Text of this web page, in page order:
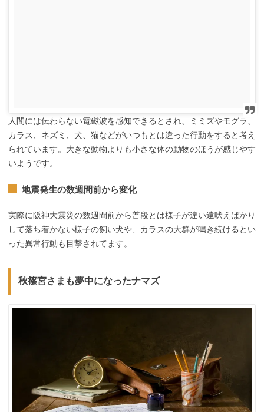
人間には伝わらない電磁波を感知できるとされ、ミミズやモグラ、
カラス、ネズミ、犬、猫などがいつもとは違った行動をすると考え
られています。大きな動物よりも小さな体の動物のほうが感じやす
いようです。
地震発生の数週間前から変化
実際に阪神大震災の数週間前から普段とは様子が違い遠吠えばかり
して落ち着かない様子の飼い犬や、カラスの大群が鳴き続けるとい
った異常行動も目撃されてます。
秋篠宮さまも夢中になったナマズ